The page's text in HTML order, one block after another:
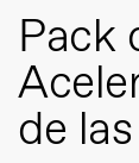
Pack
de